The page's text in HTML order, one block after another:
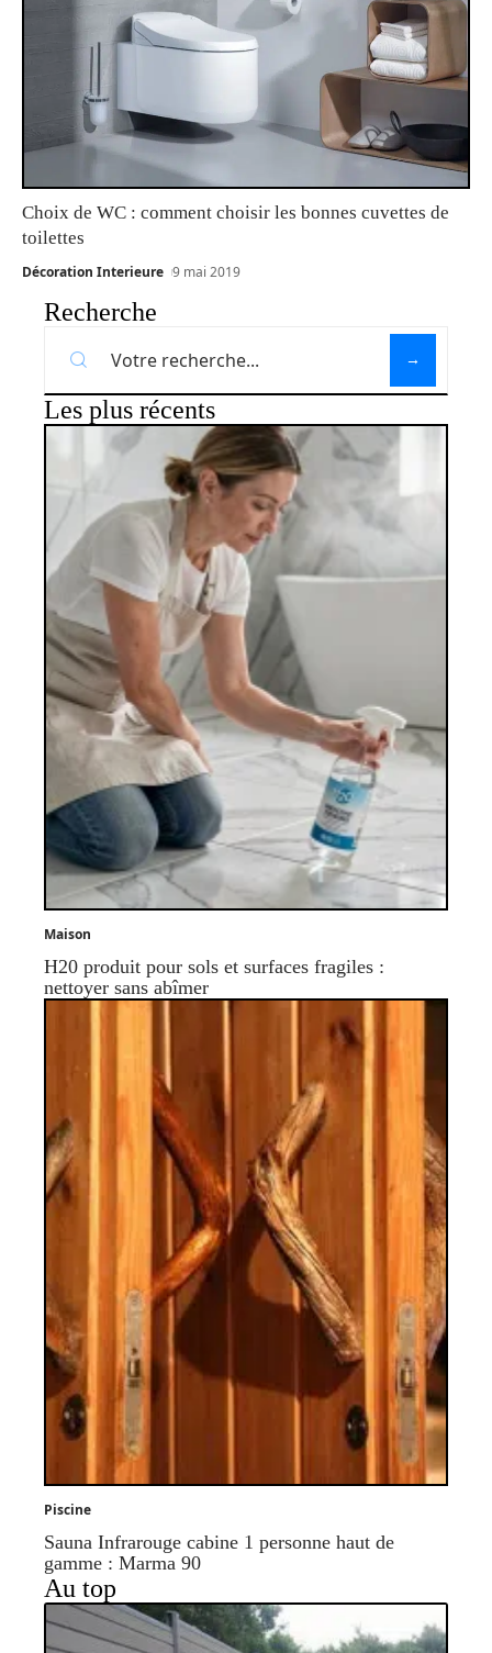
Choix de WC : comment choisir les bonnes cuvettes de
toilettes
Décoration Interieure 9 mai 2019
Recherche
Les plus récents
Maison
H20 produit pour sols et surfaces fragiles :
nettoyer sans abîmer
Piscine
Sauna Infrarouge cabine 1 personne haut de
gamme : Marma 90
Au top